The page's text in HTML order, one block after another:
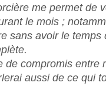
me permet de
le mois ;
sans avoir le temps
de compromis entre
aussi de ce qui